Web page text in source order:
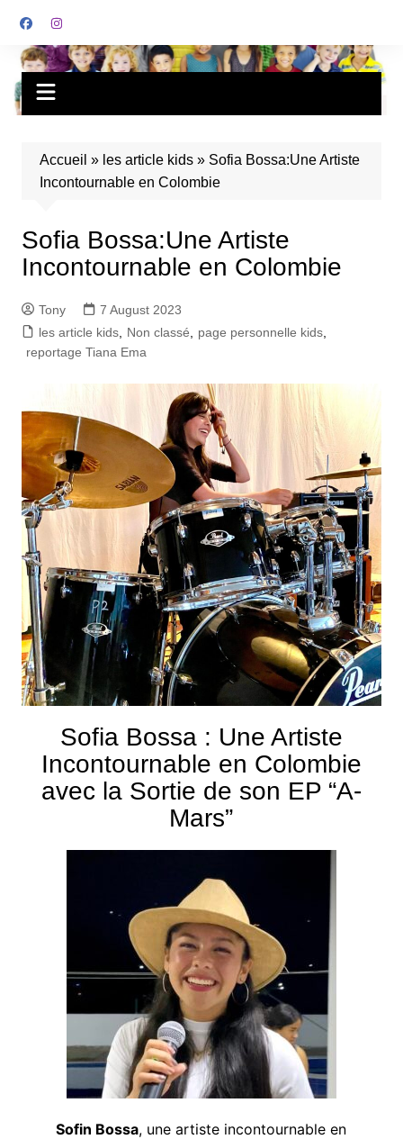
Accueil » les article kids» Sofia Bossa:Une Artiste
Incontournable en Colombie
Sofia Bossa:Une Artiste
Incontournable en Colombie
Tony
7 August 2023
les article kids, Non classé page personnelle kids,
reportage Tiana Ema
Sofia Bossa : Une Artiste
Incontournable en Colombie
avec la Sortie de son EP “A-
Mars”
Sofin Bossa, une artiste incontournable en